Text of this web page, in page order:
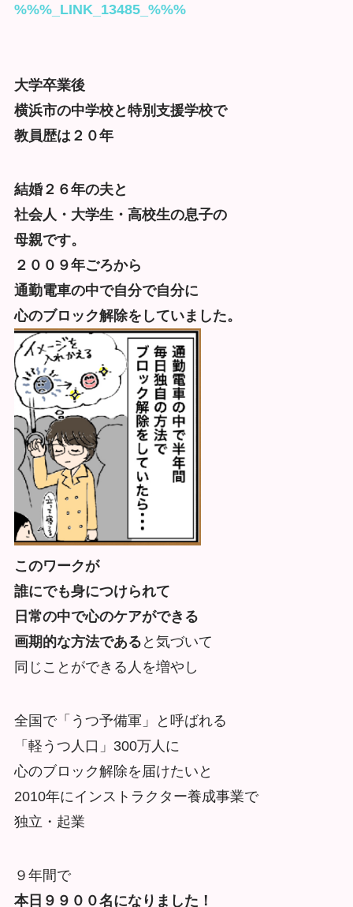
%%%_LINK_13485_%%%
大学卒業後
横浜市の中学校と特別支援学校で
教員歴は２０年
結婚２６年の夫と
社会人・大学生・高校生の息子の
母親です。
２００９年ごろから
通勤電車の中で自分で自分に
心のブロック解除をしていました。
このワークが
誰にでも身につけられて
日常の中で心のケアができる
画期的な方法である と気づいて
同じことができる人を増やし
全国で「うつ予備軍」と呼ばれる
「軽うつ人口」300万人に
心のブロック解除を届けたいと
2010年にインストラクター養成事業で
独立・起業
９年間で
本日９９００名になりました！